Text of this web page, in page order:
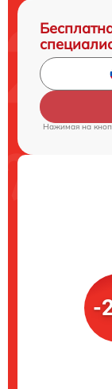
Нажимая на
-